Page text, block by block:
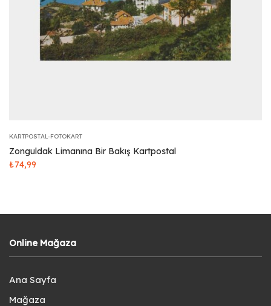
KARTPOSTAL-FOTOKART
Zonguldak Limanına Bir Bakış Kartpostal
₺74,99
Online Mağaza
Ana Sayfa
Mağaza